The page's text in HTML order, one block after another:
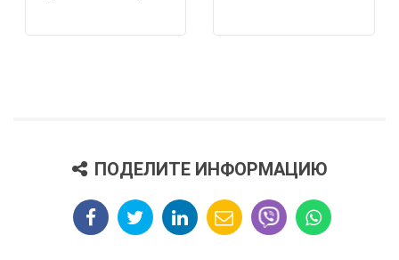
ПОДЕЛИТЕ ИНФОРМАЦИЮ